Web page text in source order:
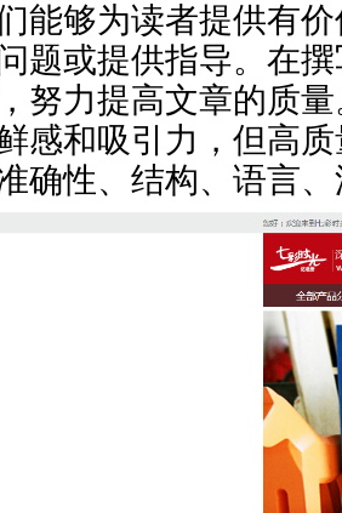
能够为读者提供有
题或提供指导。在
努力提高文章的质
感和吸引力，但高
确性、结构、语言